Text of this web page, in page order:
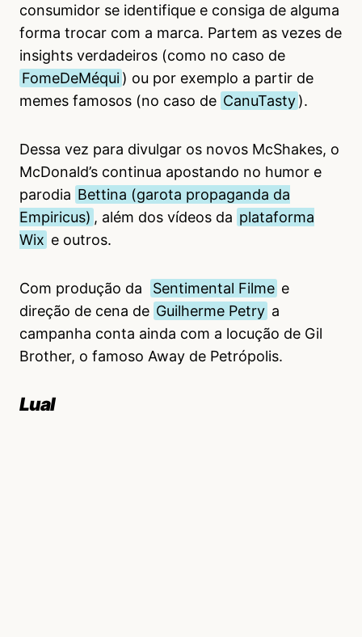
consumidor se identifique e consiga de alguma
forma trocar com a marca. Partem as vezes de
insights verdadeiros (como no caso de
FomeDeMéqui) ou por exemplo a partir de
memes famosos (no caso de CanuTasty).
Dessa vez para divulgar os novos McShakes, o
McDonald’s continua apostando no humor e
parodia Bettina (garota propaganda da
Empiricus) , além dos vídeos da plataforma
Wix e outros.
Com produção da Sentimental Filme e
direção de cena de Guilherme Petry a
campanha conta ainda com a locução de Gil
Brother, o famoso Away de Petrópolis.
Lual